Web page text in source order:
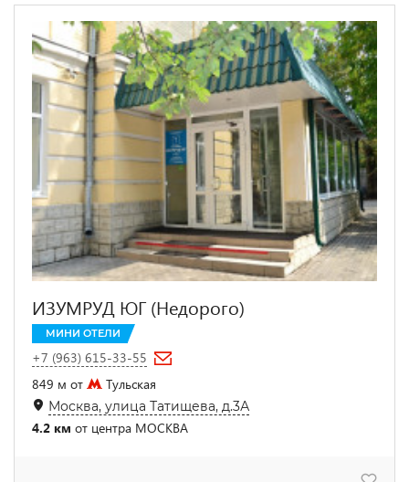
ИЗУМРУД ЮГ (Недорого)
МИНИ ОТЕЛИ
+7 (963) 615-33-55
849 м от
Тульская
Москва, улица Татищева, д.3А
4.2 км от центра МОСКВА